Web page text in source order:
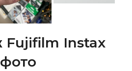
Fujifilm Instax